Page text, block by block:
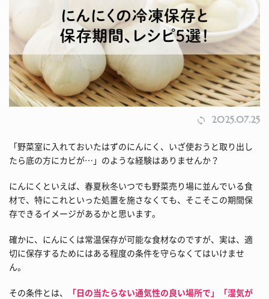
2025.07.25
「野菜室に入れておいたはずのにんにく、いざ使おうと取り出し
たら底の方にカビが…」のような経験はありませんか？
にんにくといえば、春夏秋冬いつでも野菜売り場に並んでいる食
材で、特にこれといった処置を施さなくても、そこそこの期間保
存できるイメージがあるかと思います。
確かに、にんにくは常温保存が可能な食材なのですが、実は、適
切に保存するためにはある程度の条件を守らなくてはいけませ
ん。
その条件とは、
「日の当たらない通気性の良い場所で」「湿気が